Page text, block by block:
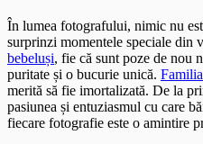
În lumea fotografului, nimic nu
surprinzi momentele speciale din
bebeluși, fie că sunt poze de nou
puritate și o bucurie unică. Familia
merită să fie imortalizată. De la
pasiunea și entuziasmul cu care
fiecare fotografie este o amintire